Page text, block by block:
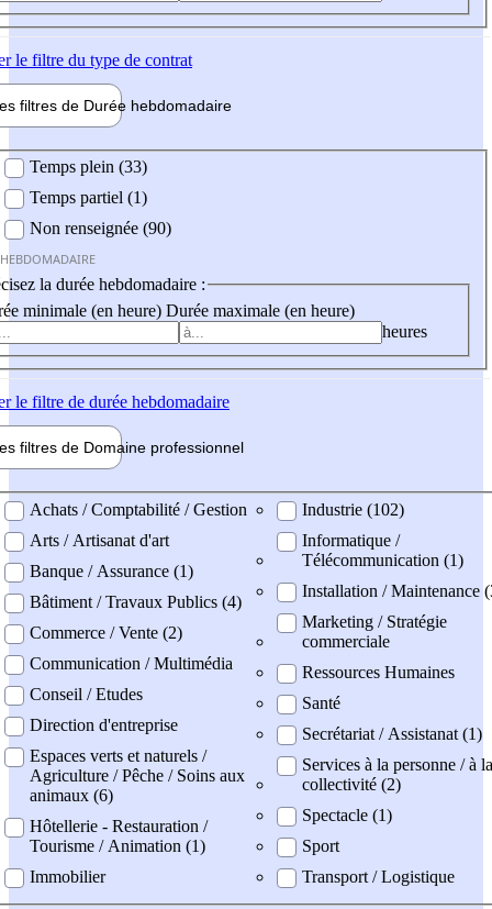
le filtre du type de contrat
filtres de Durée hebdomadaire
Temps plein (33)
Temps partiel (1)
Non renseignée (90)
la durée hebdomadaire :
minimale (en heure) Durée maximale (en heure)
heures
le filtre de durée hebdomadaire
filtres de Domaine professionnel
professionel
Achats / Comptabilité / Gestion
Arts / Artisanat d'art
Banque / Assurance (1)
Bâtiment / Travaux Publics (4)
Commerce / Vente (2)
Communication / Multimédia
Conseil / Etudes
Direction d'entreprise
Espaces verts et naturels /
Agriculture / Pêche / Soins aux
animaux (6)
Hôtellerie - Restauration /
Tourisme / Animation (1)
Immobilier
Industrie (102)
Informatique /
Télécommunication (1)
Installation / Maintenance
Marketing / Stratégie
commerciale
Ressources Humaines
Santé
Secrétariat / Assistanat (1)
Services à la personne / à la
collectivité (2)
Spectacle (1)
Sport
Transport / Logistique